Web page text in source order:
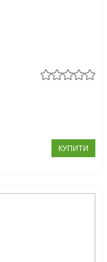
КУПИТИ